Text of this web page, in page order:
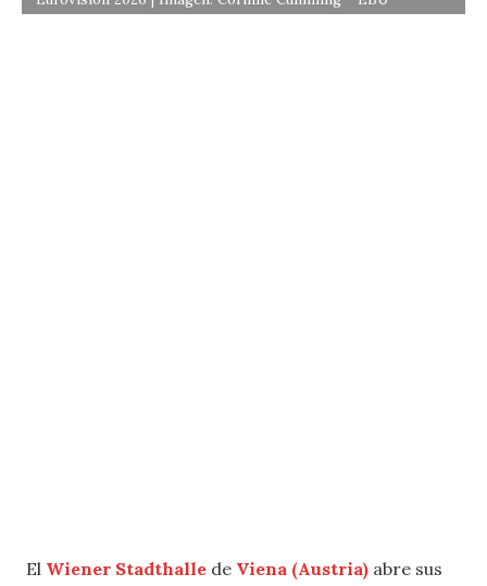
El Wiener Stadthalle de Viena (Austria) abre sus